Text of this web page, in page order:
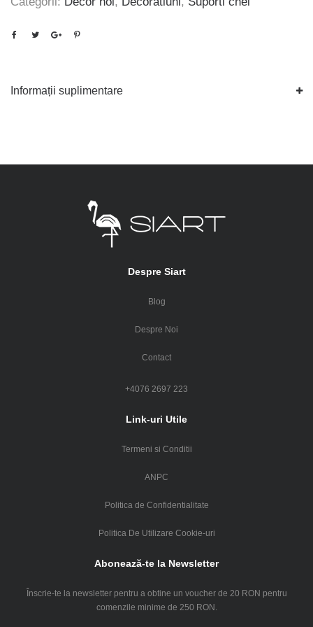
Informații suplimentare
Despre Siart
Blog
Despre Noi
Contact
+4076 2697 223
Link-uri Utile
Termeni si Conditii
ANPC
Politica de Confidentialitate
Politica De Utilizare Cookie-uri
Abonează-te la Newsletter
Înscrie-te la newsletter pentru a obtine un voucher de 20 RON pentru
comenzile minime de 250 RON.